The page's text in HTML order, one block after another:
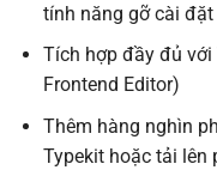
tính năng gỡ cài đặt
Tích hợp đầy đủ với
Frontend Editor)
Thêm hàng nghìn
Typekit hoặc tải lên